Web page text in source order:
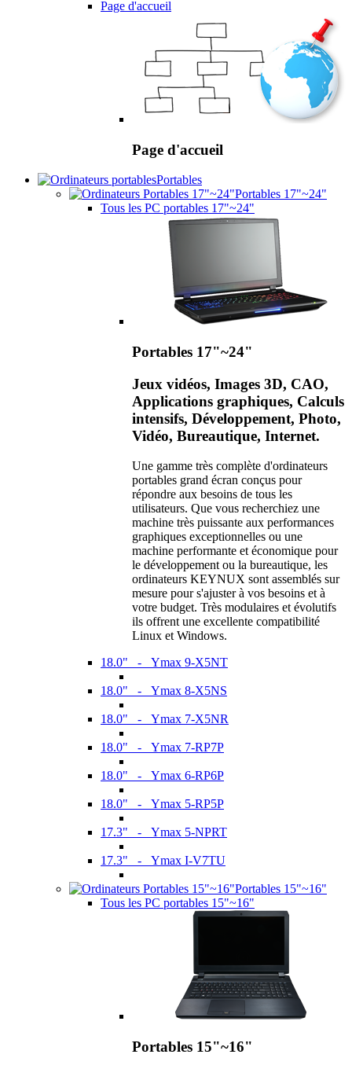
Page d'accueil
Page d'accueil
Portables
Portables 17"~24"
Tous les PC portables 17"~24"
Portables 17"~24"
Jeux vidéos, Images 3D, CAO,
Applications graphiques, Calculs
intensifs, Développement, Photo,
Vidéo, Bureautique, Internet.
Une gamme très complète d'ordinateurs
portables grand écran conçus pour
répondre aux besoins de tous les
utilisateurs. Que vous recherchiez une
machine très puissante aux performances
graphiques exceptionnelles ou une
machine performante et économique pour
le développement ou la bureautique, les
ordinateurs KEYNUX sont assemblés sur
mesure pour s'ajuster à vos besoins et à
votre budget. Très modulaires et évolutifs
ils offrent une excellente compatibilité
Linux et Windows.
18.0" - Ymax 9-X5NT
18.0" - Ymax 8-X5NS
18.0" - Ymax 7-X5NR
18.0" - Ymax 7-RP7P
18.0" - Ymax 6-RP6P
18.0" - Ymax 5-RP5P
17.3" - Ymax 5-NPRT
17.3" - Ymax I-V7TU
Portables 15"~16"
Tous les PC portables 15"~16"
Portables 15"~16"